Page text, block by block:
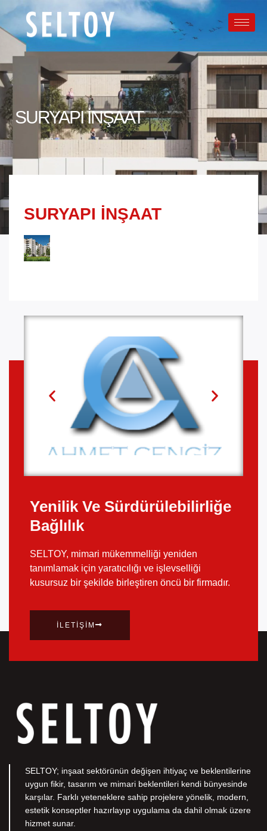
SURYAPI İNŞAAT
SURYAPI İNŞAAT
Yenilik Ve Sürdürülebilirliğe
Bağlılık
SELTOY, mimari mükemmelliği yeniden
tanımlamak için yaratıcılığı ve işlevselliği
kusursuz bir şekilde birleştiren öncü bir firmadır.
İLETIŞIM
SELTOY; inşaat sektörünün değişen ihtiyaç ve beklentilerine
uygun fikir, tasarım ve mimari beklentileri kendi bünyesinde
karşılar. Farklı yeteneklere sahip projelere yönelik, modern,
estetik konseptler hazırlayıp uygulama da dahil olmak üzere
hizmet sunar.